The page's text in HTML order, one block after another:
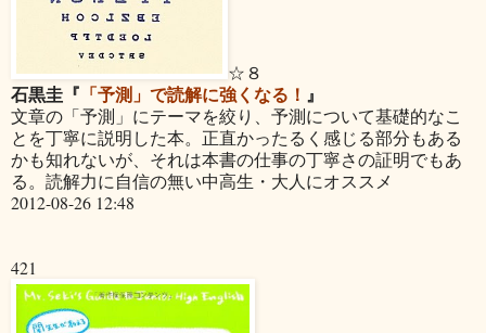
☆８
石黒圭『 「予測」で読解に強くなる！ 』
文章の「予測」にテーマを絞り、予測について基礎的なこ
とを丁寧に説明した本。正直かったるく感じる部分もある
かも知れないが、それは本書の仕事の丁寧さの証明でもあ
る。読解力に自信の無い中高生・大人にオススメ
2012-08-26 12:48
421